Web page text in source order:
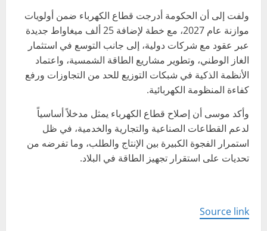
ولفت إلى أن الحكومة أدرجت قطاع الكهرباء ضمن أولويات
موازنة عام 2027، مع خطة لإضافة 25 ألف ميغاواط جديدة
عبر عقود مع شركات دولية، إلى جانب التوسع في استثمار
الغاز الوطني، وتطوير مشاريع الطاقة الشمسية، واعتماد
الأنظمة الذكية في شبكات التوزيع للحد من التجاوزات ورفع
كفاءة المنظومة الكهربائية.
وأكد موسى أن إصلاح قطاع الكهرباء يمثل مدخلاً أساسياً
لدعم القطاعات الصناعية والتجارية والخدمية، في ظل
استمرار الفجوة الكبيرة بين الإنتاج والطلب، وما تفرضه من
تحديات على استقرار تجهيز الطاقة في البلاد.
Source link